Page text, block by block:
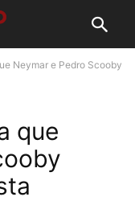
Neymar e Pedro Scooby
que